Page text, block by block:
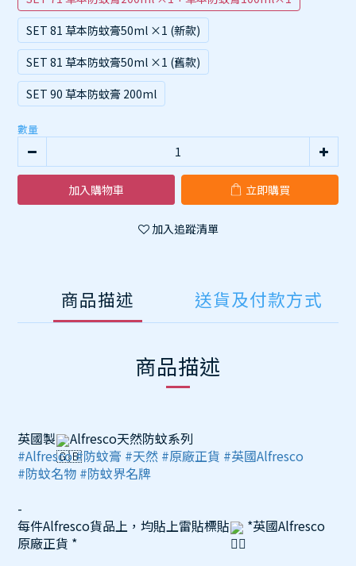
SET 81 草本防蚊膏50ml ×1 (新款)
SET 81 草本防蚊膏50ml ×1 (舊款)
SET 90 草本防蚊膏 200ml
數量
加入購物車 立即購買
加入追蹤清單
商品描述 送貨及付款方式
商品描述
英國製
Alfresco天然防蚊系列
#Alfresco #防蚊膏 #天然 #原廠正貨 #英國Alfresco
#防蚊名物 #防蚊界名牌
-
每件Alfresco貨品上，均貼上雷貼標貼
*英國Alfresco
原廠正貨 *